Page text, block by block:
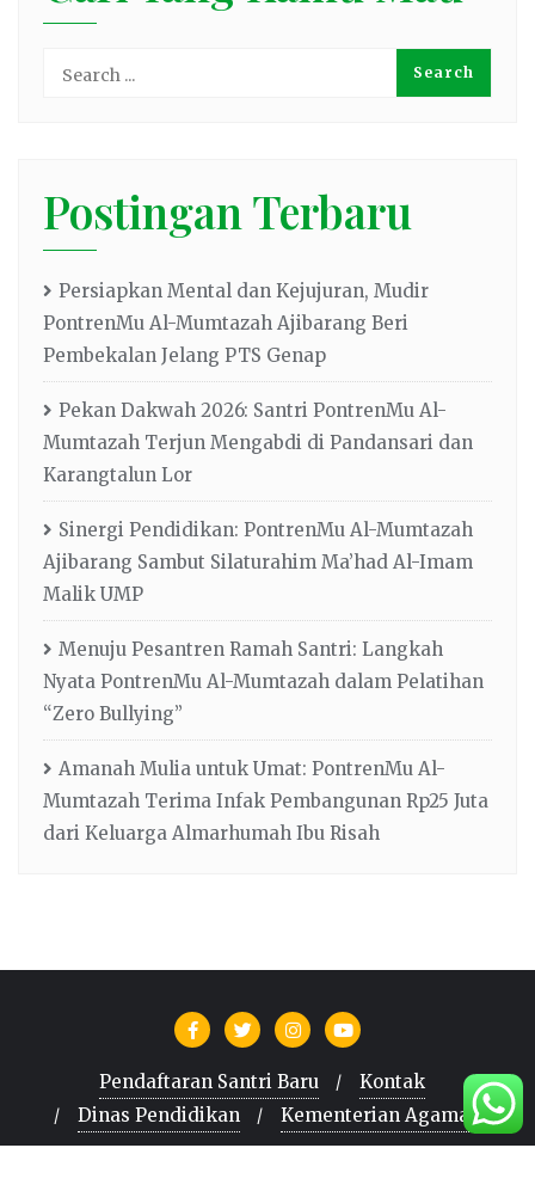
Postingan Terbaru
Persiapkan Mental dan Kejujuran, Mudir
PontrenMu Al-Mumtazah Ajibarang Beri
Pembekalan Jelang PTS Genap
Pekan Dakwah 2026: Santri PontrenMu Al-
Mumtazah Terjun Mengabdi di Pandansari dan
Karangtalun Lor
Sinergi Pendidikan: PontrenMu Al-Mumtazah
Ajibarang Sambut Silaturahim Ma’had Al-Imam
Malik UMP
Menuju Pesantren Ramah Santri: Langkah
Nyata PontrenMu Al-Mumtazah dalam Pelatihan
“Zero Bullying”
Amanah Mulia untuk Umat: PontrenMu Al-
Mumtazah Terima Infak Pembangunan Rp25 Juta
dari Keluarga Almarhumah Ibu Risah
Pendaftaran Santri Baru
Kontak
Dinas Pendidikan
Kementerian Agama